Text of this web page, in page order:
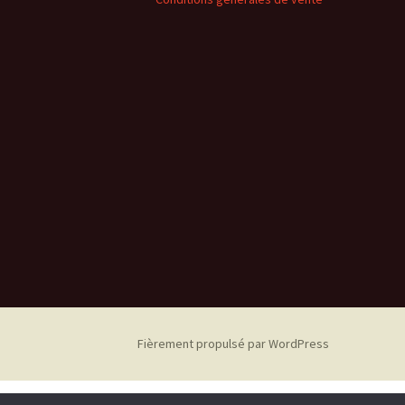
Fièrement propulsé par WordPress